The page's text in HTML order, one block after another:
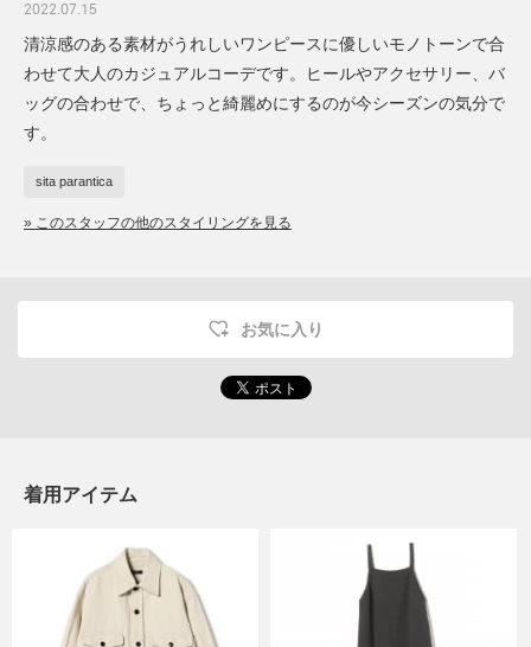
2022.07.15
清涼感のある素材がうれしいワンピースに優しいモノトーンで合
わせて大人のカジュアルコーデです。ヒールやアクセサリー、バ
ッグの合わせで、ちょっと綺麗めにするのが今シーズンの気分で
す。
sita parantica
» このスタッフの他のスタイリングを見る
お気に入り
着用アイテム